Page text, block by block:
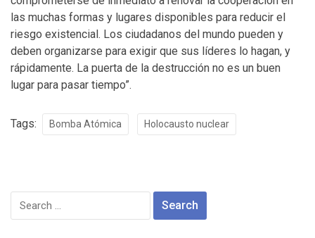
las muchas formas y lugares disponibles para reducir el
riesgo existencial. Los ciudadanos del mundo pueden y
deben organizarse para exigir que sus líderes lo hagan, y
rápidamente. La puerta de la destrucción no es un buen
lugar para pasar tiempo”.
Tags: Bomba Atómica Holocausto nuclear
Search
for: